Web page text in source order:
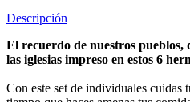
Descripción
El recuerdo de nuestros pueblos,
las iglesias impreso en estos 6
Con este set de individuales cuidas